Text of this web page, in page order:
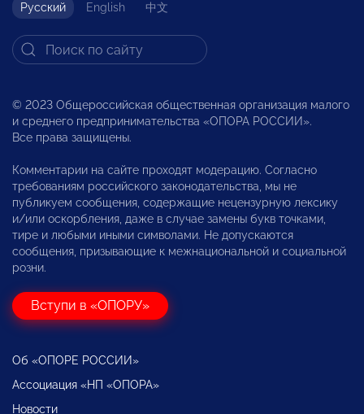
Русский English 中文
© 2023 Общероссийская общественная организация малого
и среднего предпринимательства «ОПОРА РОССИИ».
Все права защищены.
Комментарии на сайте проходят модерацию. Согласно
требованиям российского законодательства, мы не
публикуем сообщения, содержащие нецензурную лексику
и/или оскорбления, даже в случае замены букв точками,
тире и любыми иными символами. Не допускаются
сообщения, призывающие к межнациональной и социальной
розни.
Вступи в «ОПОРУ»
Об «ОПОРЕ РОССИИ»
Ассоциация «НП «ОПОРА»
Новости